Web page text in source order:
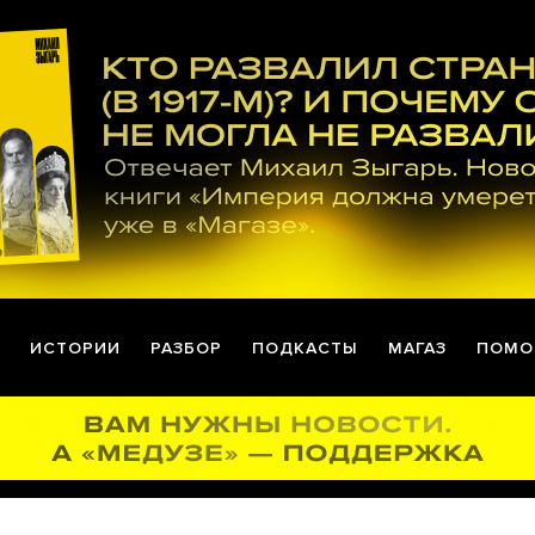
ИСТОРИИ РАЗБОР ПОДКАСТЫ МАГАЗ